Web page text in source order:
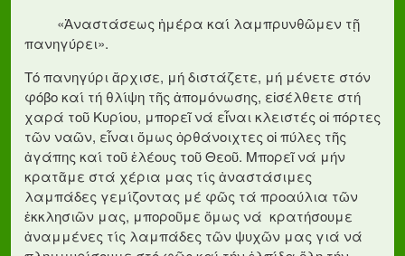
«Ἀναστάσεως ἡμέρα καί λαμπρυνθῶμεν τῇ
πανηγύρει».
Τό πανηγύρι ἄρχισε, μή διστάζετε, μή μένετε στόν
φόβο καί τή θλίψη τῆς ἀπομόνωσης, εἰσέλθετε στή
χαρά τοῦ Κυρίου, μπορεῖ νά εἶναι κλειστές οἱ πόρτες
τῶν ναῶν, εἶναι ὅμως ὀρθάνοιχτες οἱ πύλες τῆς
ἀγάπης καί τοῦ ἐλέους τοῦ Θεοῦ. Μπορεῖ νά μήν
κρατᾶμε στά χέρια μας τίς ἀναστάσιμες
λαμπάδες γεμίζοντας μέ φῶς τά προαύλια τῶν
ἐκκλησιῶν μας, μποροῦμε ὅμως νά κρατήσουμε
ἀναμμένες τίς λαμπάδες τῶν ψυχῶν μας γιά νά